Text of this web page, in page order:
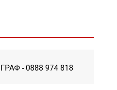
- 0888 974 818